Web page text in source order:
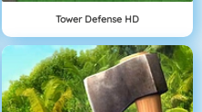
Tower Defense HD